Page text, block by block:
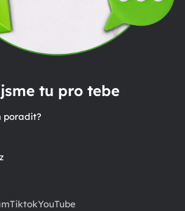
tu pro tebe
poradit?
TiktokYouTube